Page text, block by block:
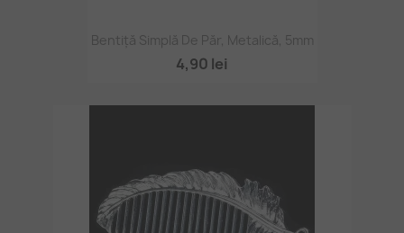
Bentiță Simplă De Păr, Metalică, 5mm
4,90 lei